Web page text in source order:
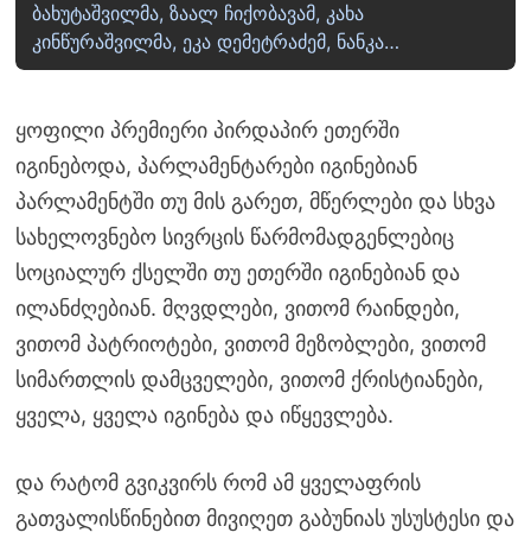
ბახუტაშვილმა, ზაალ ჩიქობავამ, კახა
კინწურაშვილმა, ეკა დემეტრაძემ, ნანკა…
ყოფილი პრემიერი პირდაპირ ეთერში
იგინებოდა, პარლამენტარები იგინებიან
პარლამენტში თუ მის გარეთ, მწერლები და სხვა
სახელოვნებო სივრცის წარმომადგენლებიც
სოციალურ ქსელში თუ ეთერში იგინებიან და
ილანძღებიან. მღვდლები, ვითომ რაინდები,
ვითომ პატრიოტები, ვითომ მეზობლები, ვითომ
სიმართლის დამცველები, ვითომ ქრისტიანები,
ყველა, ყველა იგინება და იწყევლება.
და რატომ გვიკვირს რომ ამ ყველაფრის
გათვალისწინებით მივიღეთ გაბუნიას უსუსტესი და